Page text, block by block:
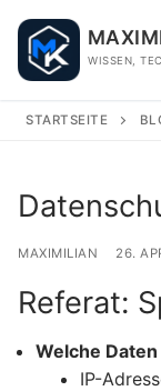
content
WISSEN,
STARTSEITE
MAXIMILIAN 26.
Referat:
Welche
IP-